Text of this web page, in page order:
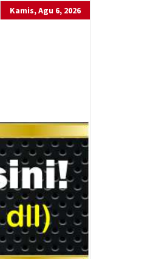
Kamis, Agu 6, 2026